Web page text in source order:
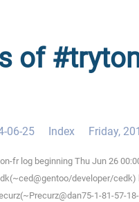
of
06-25 Index Friday,
fr log beginning Thu Jun 26
developer/
1-81-57-